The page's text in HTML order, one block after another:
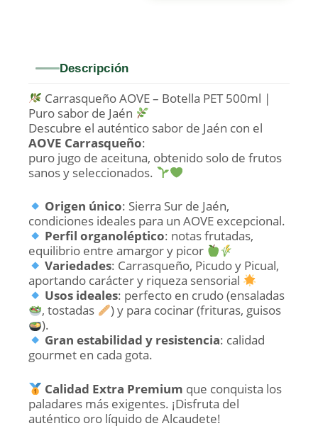
Descripción
Carrasqueño AOVE – Botella PET 500ml |
Puro sabor de Jaén
Descubre el auténtico sabor de Jaén con el
AOVE Carrasqueño:
puro jugo de aceituna, obtenido solo de frutos
sanos y seleccionados.
Origen único: Sierra Sur de Jaén,
condiciones ideales para un AOVE excepcional.
Perfil organoléptico: notas frutadas,
equilibrio entre amargor y picor
Variedades: Carrasqueño, Picudo y Picual,
aportando carácter y riqueza sensorial
Usos ideales: perfecto en crudo (ensaladas
, tostadas
) y para cocinar (frituras, guisos
).
Gran estabilidad y resistencia: calidad
gourmet en cada gota.
Calidad Extra Premium que conquista los
paladares más exigentes. ¡Disfruta del
auténtico oro líquido de Alcaudete!